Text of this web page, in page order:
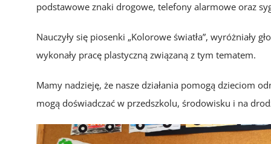
podstawowe znaki drogowe, telefony alarmowe oraz
Nauczyły się piosenki „Kolorowe światła”, wyróżniały
wykonały pracę plastyczną związaną z tym tematem.
Mamy nadzieję, że nasze działania pomogą dzieciom
mogą doświadczać w przedszkolu, środowisku i na